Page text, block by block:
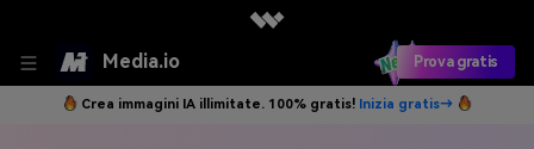
Media.io Prova gratis
Crea immagini IA illimitate. 100% gratis! Inizia gratis→